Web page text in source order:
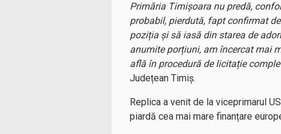
Primăria Timișoara nu predă,
probabil, pierdută, fapt confirmat
poziția și să iasă din starea de
anumite porțiuni, am încercat mai
află în procedură de licitație
Județean Timiș.
Replica a venit de la viceprimarul
piardă cea mai mare finanțare